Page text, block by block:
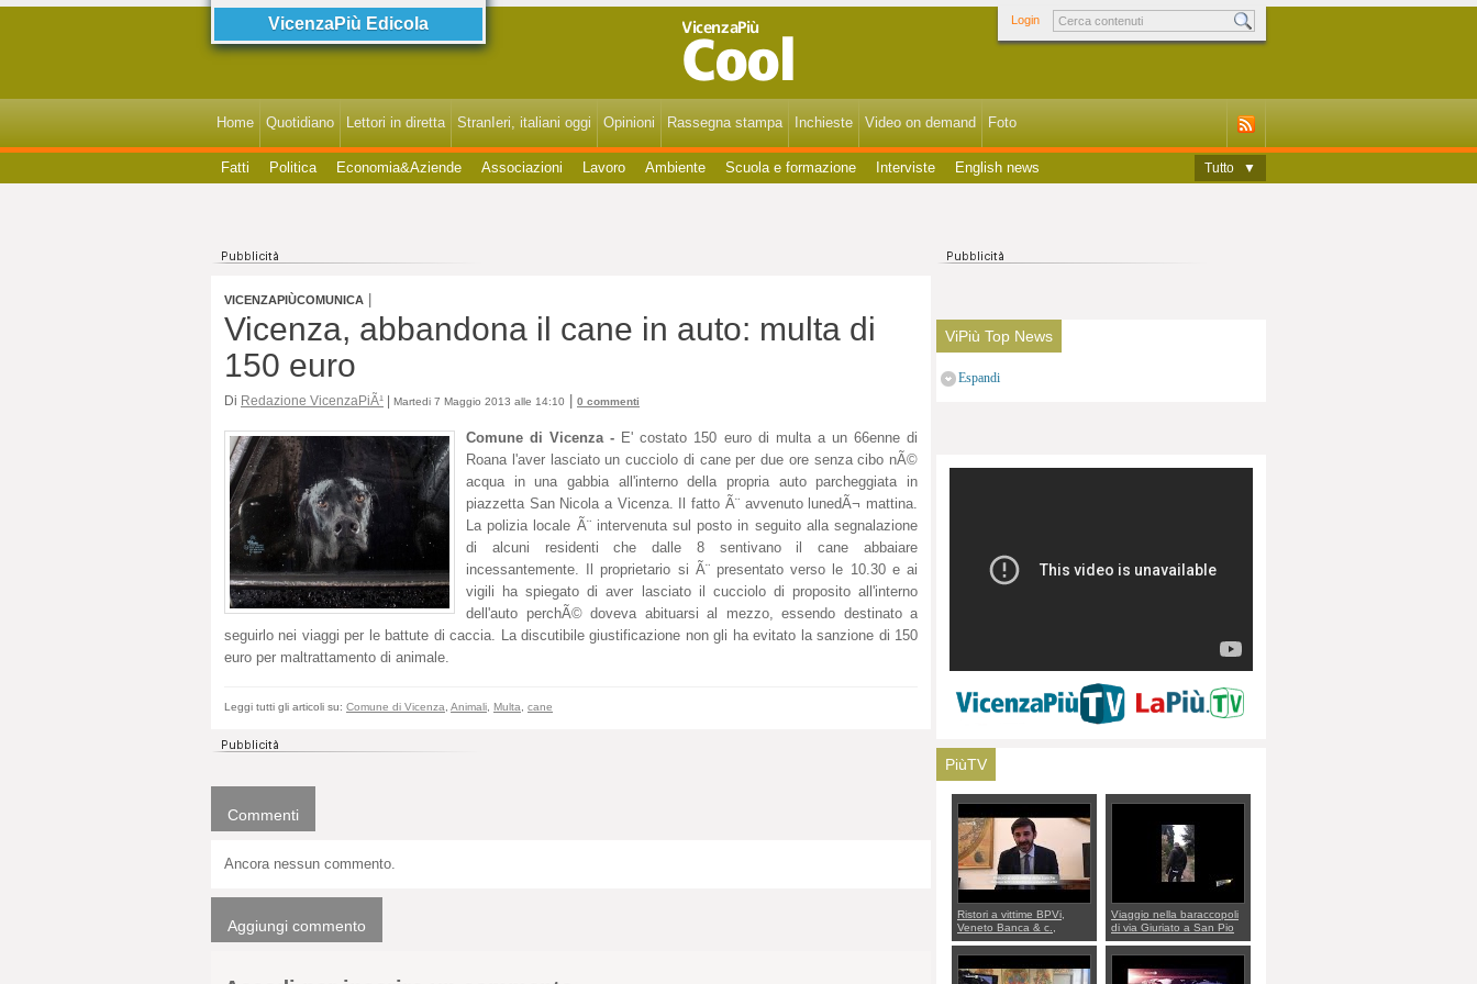
VicenzaPiù Edicola Login
Home Quotidiano Lettori in diretta StranIeri, italiani oggi Opinioni Rassegna stampa Inchieste Video on demand Foto
Fatti Politica Economia&Aziende Associazioni Lavoro Ambiente Scuola e formazione Interviste English news Tutto ▼
VICENZAPIÙCOMUNICA
Vicenza, abbandona il cane in auto: multa di
150 euro
Di Redazione VicenzaPiÃ¹ | Martedi 7 Maggio 2013 alle 14:10 0 commenti
Comune di Vicenza - E' costato 150 euro di multa a un 66enne di
Roana l'aver lasciato un cucciolo di cane per due ore senza cibo nÃ©
acqua in una gabbia all'interno della propria auto parcheggiata in
piazzetta San Nicola a Vicenza. Il fatto Ã¨ avvenuto lunedÃ¬ mattina.
La polizia locale Ã¨ intervenuta sul posto in seguito alla segnalazione
di alcuni residenti che dalle 8 sentivano il cane abbaiare
incessantemente. Il proprietario si Ã¨ presentato verso le 10.30 e ai
vigili ha spiegato di aver lasciato il cucciolo di proposito all'interno
dell'auto perchÃ© doveva abituarsi al mezzo, essendo destinato a
seguirlo nei viaggi per le battute di caccia. La discutibile giustificazione non gli ha evitato la sanzione di 150
euro per maltrattamento di animale.
Leggi tutti gli articoli su: Comune di Vicenza Animali Multa cane
Commenti
Ancora nessun commento.
Aggiungi commento
ViPiù Top News
Espandi
PiùTV
Ristori a vittime BPVi,
Veneto Banca & c.,
appello al sottosegretario
Alessio Villarosa: per
mettere ordine convochi
con Di Maio CNCU a
Viaggio nella baraccopoli
di via Giuriato a San Pio
X. Vicenza ai Vicentini:
“faremo un regalo di
Natale ai residenti”